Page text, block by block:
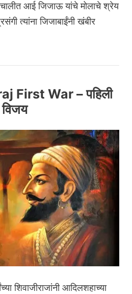
आई जिजाऊ यांचे मोलाचे श्रेय
त्यांना जिजाबाईंनी खंबीर
First War – पहिली
विजय
शिवाजीराजांनी आदिलशहाच्या